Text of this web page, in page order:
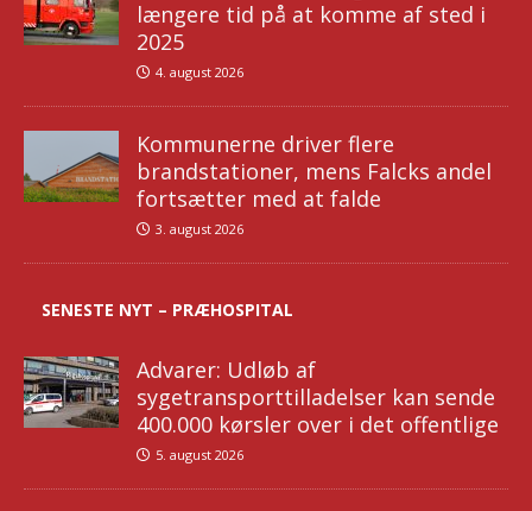
længere tid på at komme af sted i
2025
4. august 2026
Kommunerne driver flere
brandstationer, mens Falcks andel
fortsætter med at falde
3. august 2026
SENESTE NYT – PRÆHOSPITAL
Advarer: Udløb af
sygetransporttilladelser kan sende
400.000 kørsler over i det offentlige
5. august 2026